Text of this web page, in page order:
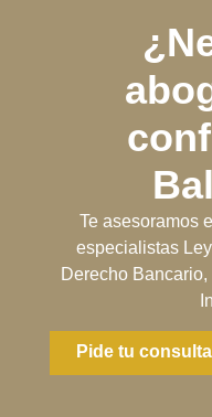
Te asesoramos
especialistas
Derecho
Pide tu consulta